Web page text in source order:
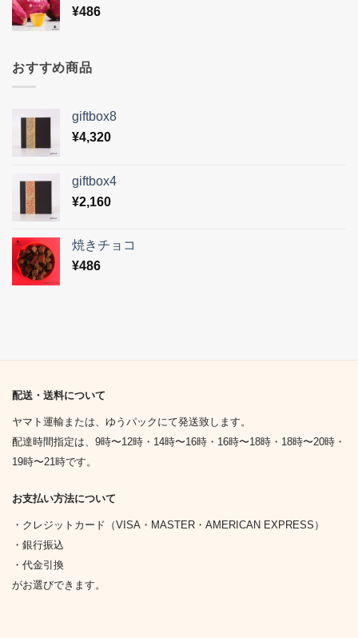
¥486
おすすめ商品
giftbox8
¥4,320
giftbox4
¥2,160
焼きチョコ
¥486
配送・送料について
ヤマト運輸または、ゆうパックにて発送致します。
配達時間指定は、9時〜12時・14時〜16時・16時〜18時・18時〜20時・
19時〜21時です。
お支払い方法について
・クレジットカード（VISA・MASTER・AMERICAN EXPRESS）
・銀行振込
・代金引換
がお選びできます。